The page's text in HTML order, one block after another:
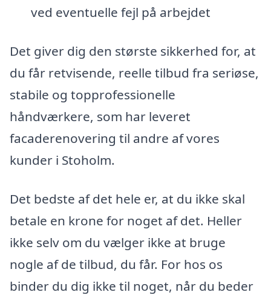
ved eventuelle fejl på arbejdet
Det giver dig den største sikkerhed for, at
du får retvisende, reelle tilbud fra seriøse,
stabile og topprofessionelle
håndværkere, som har leveret
facaderenovering til andre af vores
kunder i Stoholm.
Det bedste af det hele er, at du ikke skal
betale en krone for noget af det. Heller
ikke selv om du vælger ikke at bruge
nogle af de tilbud, du får. For hos os
binder du dig ikke til noget, når du beder